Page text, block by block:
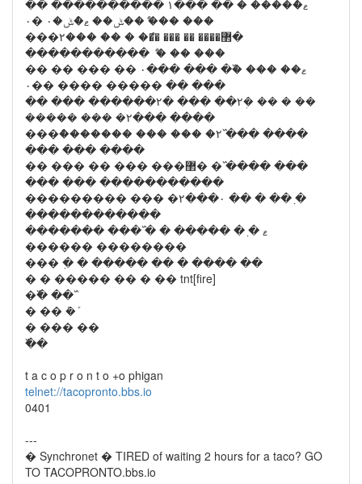
�� ���������� ۱��� �� ޱ�ް���� �
��� ��� ް��ݰ�� ޱ�ްݰ�۰ �۰
���޲���� �� ��� ��ް� � �� ���۲�
����������� ް � �� ���
�� ޱ�� ��� �߰� ��� ���۰ �� ��� ��
����� ���� ��۰ �� ���
�� ��� ������۲� ��� ��۲ܲ� �� � ��
����� ��� �۲��� ����
���ް������� ��� ��� �۲߰ ��� ����
��� ��� ����
�� ��� �� ��� ���޲� �߰ ���� ���
��� ��� �����������
��������� ��� �۲���۰ �� � ��߲ �
������������
������� ��� ߰� � ����� � ߲� ޱ
������ ��������
��� ߲� � ����� �� � ���� ��
� � ����� �� � �� tnt[fire]
�߰� �� ߰
� �� ܰ� ܰ
� ��� ��
߰��
t a c o p r o n t o +o phigan
telnet://tacopronto.bbs.io
0401
---
� Synchronet � TIRED of waiting 2 hours for a taco? GO
TO TACOPRONTO.bbs.io